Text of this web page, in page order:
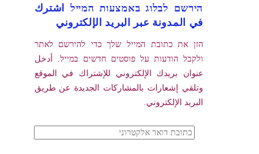
הירשם לבלוג באמצעות המייל اشترك
في المدونة عبر البريد الإلكتروني
הזן את כתובת המייל שלך כדי להירשם לאתר
ולקבל הודעות על פוסטים חדשים במייל. أدخل
عنوان بريدك الإلكتروني للإشتراك في الموقع
وتلقي إشعارات بالمشاركات الجديدة عن طريق
البريد الإلكتروني.
כתובת